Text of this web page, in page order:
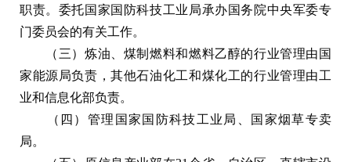
职责。委托国家国防科技工业局承办国务院中央军委专
门委员会的有关工作。
（三）炼油、煤制燃料和燃料乙醇的行业管理由国
家能源局负责，其他石油化工和煤化工的行业管理由工
业和信息化部负责。
（四）管理国家国防科技工业局、国家烟草专卖
局。